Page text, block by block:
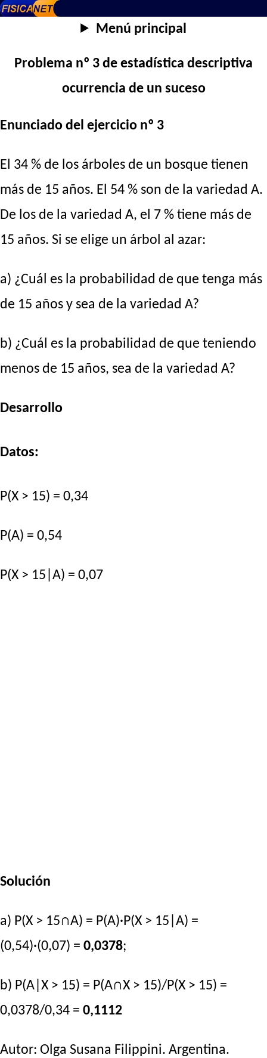
Menú principal
Problema nº 3 de estadística descriptiva
ocurrencia de un suceso
Enunciado del ejercicio nº 3
El 34 % de los árboles de un bosque tienen
más de 15 años. El 54 % son de la variedad A.
De los de la variedad A, el 7 % tiene más de
15 años. Si se elige un árbol al azar:
a) ¿Cuál es la probabilidad de que tenga más
de 15 años y sea de la variedad A?
b) ¿Cuál es la probabilidad de que teniendo
menos de 15 años, sea de la variedad A?
Desarrollo
Datos:
P(X > 15) = 0,34
P(A) = 0,54
P(X > 15|A) = 0,07
Solución
a) P(X > 15∩A) = P(A)·P(X > 15|A) =
(0,54)·(0,07) = 0,0378;
b) P(A|X > 15) = P(A∩X > 15)/P(X > 15) =
0,0378/0,34 = 0,1112
Autor: Olga Susana Filippini. Argentina.